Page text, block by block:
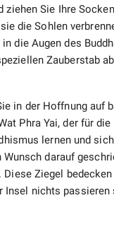
ziehen Sie Ihre
die Sohlen
die Augen des
Zauberstab
in der Hoffnung auf
Phra Yai, der für
lernen und
Wunsch darauf
Ziegel
nichts